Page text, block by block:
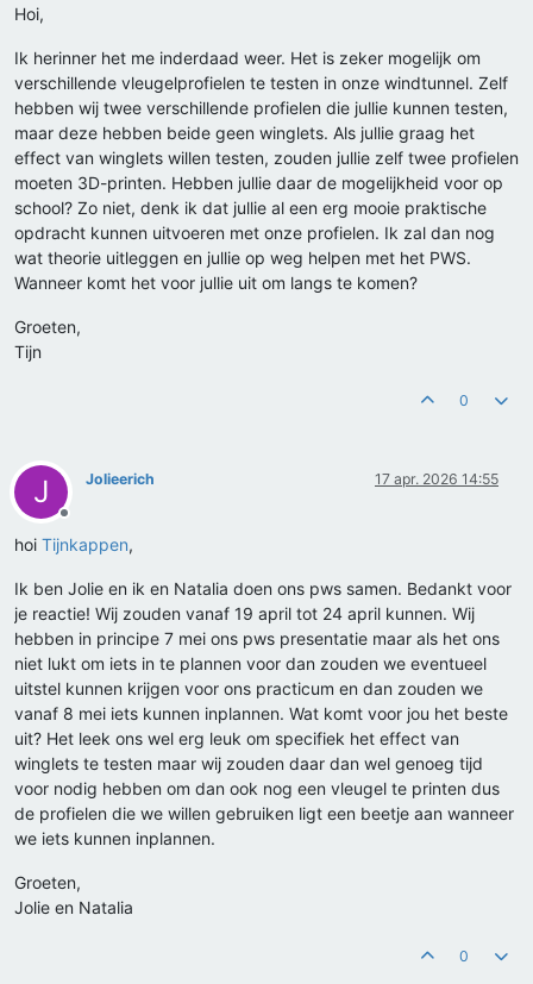
Hoi,
Ik herinner het me inderdaad weer. Het is zeker mogelijk om
verschillende vleugelprofielen te testen in onze windtunnel. Zelf
hebben wij twee verschillende profielen die jullie kunnen testen,
maar deze hebben beide geen winglets. Als jullie graag het
effect van winglets willen testen, zouden jullie zelf twee profielen
moeten 3D-printen. Hebben jullie daar de mogelijkheid voor op
school? Zo niet, denk ik dat jullie al een erg mooie praktische
opdracht kunnen uitvoeren met onze profielen. Ik zal dan nog
wat theorie uitleggen en jullie op weg helpen met het PWS.
Wanneer komt het voor jullie uit om langs te komen?
Groeten,
Tijn
0
J
Offline
Jolieerich 17 apr. 2026 14:55
hoi Tijnkappen,
Ik ben Jolie en ik en Natalia doen ons pws samen. Bedankt voor
je reactie! Wij zouden vanaf 19 april tot 24 april kunnen. Wij
hebben in principe 7 mei ons pws presentatie maar als het ons
niet lukt om iets in te plannen voor dan zouden we eventueel
uitstel kunnen krijgen voor ons practicum en dan zouden we
vanaf 8 mei iets kunnen inplannen. Wat komt voor jou het beste
uit? Het leek ons wel erg leuk om specifiek het effect van
winglets te testen maar wij zouden daar dan wel genoeg tijd
voor nodig hebben om dan ook nog een vleugel te printen dus
de profielen die we willen gebruiken ligt een beetje aan wanneer
we iets kunnen inplannen.
Groeten,
Jolie en Natalia
0